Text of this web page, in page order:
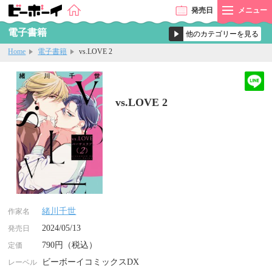
発売日 メニュー
電子書籍
Home 電子書籍 vs.LOVE 2
vs.LOVE 2
作家名 緒川千世
発売日 2024/05/13
定価 790円（税込）
レーベル ビーボーイコミックスDX